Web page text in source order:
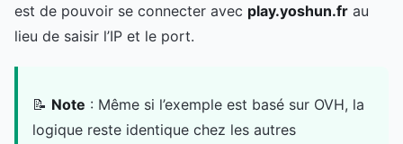
est de pouvoir se connecter avec play.yoshun.fr au
lieu de saisir l’IP et le port.
📝 Note : Même si l’exemple est basé sur OVH, la
logique reste identique chez les autres